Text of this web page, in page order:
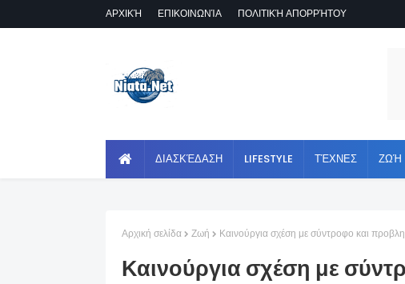
ΑΡΧΙΚΉ ΕΠΙΚΟΙΝΩΝΊΑ ΠΟΛΙΤΙΚΉ ΑΠΟΡΡΉΤΟΥ
ΔΙΑΣΚΈΔΑΣΗ LIFESTYLE ΤΈΧΝΕΣ ΖΩΉ
Αρχική σελίδα Ζωή Καινούργια σχέση με σύντροφο και
Καινούργια σχέση με